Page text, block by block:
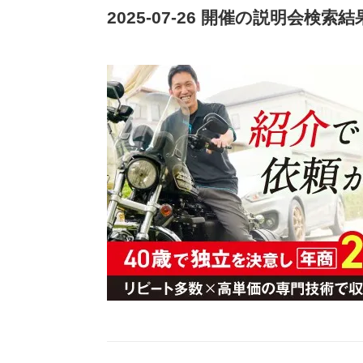
2025-07-26 開催の説明会検索結